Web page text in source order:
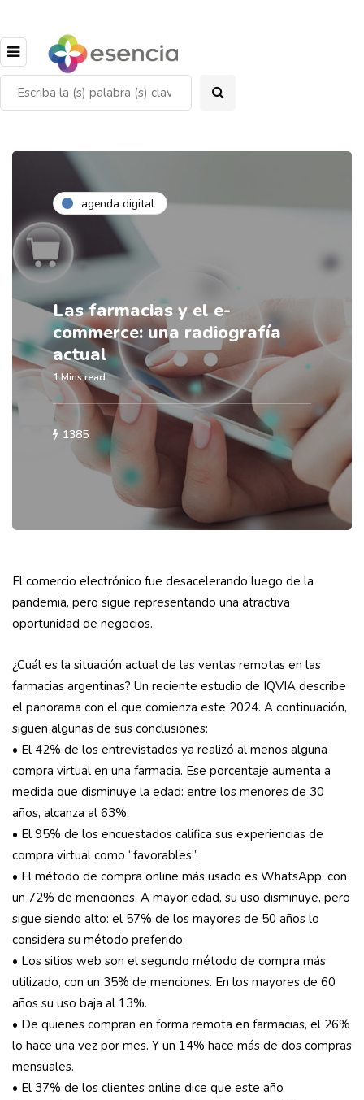
agenda digital
Las farmacias y el e-
commerce: una radiografía
actual
1 Mins read
1385
El comercio electrónico fue desacelerando luego de la
pandemia, pero sigue representando una atractiva
oportunidad de negocios.
¿Cuál es la situación actual de las ventas remotas en las
farmacias argentinas? Un reciente estudio de IQVIA describe
el panorama con el que comienza este 2024. A continuación,
siguen algunas de sus conclusiones:
• El 42% de los entrevistados ya realizó al menos alguna
compra virtual en una farmacia. Ese porcentaje aumenta a
medida que disminuye la edad: entre los menores de 30
años, alcanza al 63%.
• El 95% de los encuestados califica sus experiencias de
compra virtual como “favorables”.
• El método de compra online más usado es WhatsApp, con
un 72% de menciones. A mayor edad, su uso disminuye, pero
sigue siendo alto: el 57% de los mayores de 50 años lo
considera su método preferido.
• Los sitios web son el segundo método de compra más
utilizado, con un 35% de menciones. En los mayores de 60
años su uso baja al 13%.
• De quienes compran en forma remota en farmacias, el 26%
lo hace una vez por mes. Y un 14% hace más de dos compras
mensuales.
• El 37% de los clientes online dice que este año